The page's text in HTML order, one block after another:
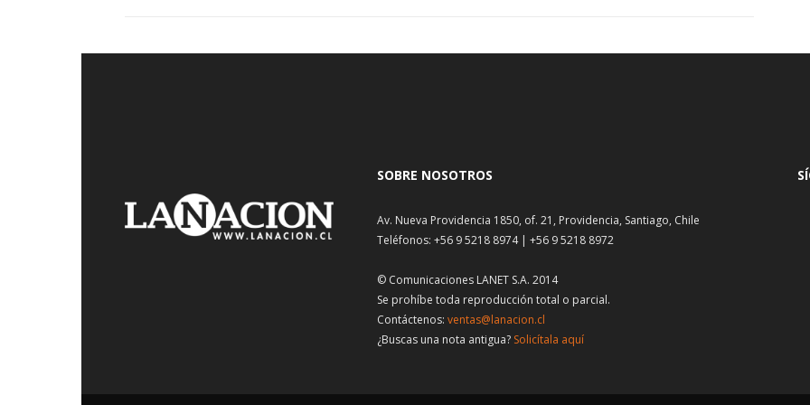
SOBRE NOSOTROS
Av. Nueva Providencia 1850, of. 21, Providencia, Santiago, Chile
Teléfonos: +56 9 5218 8974 | +56 9 5218 8972
© Comunicaciones LANET S.A. 2014
Se prohíbe toda reproducción total o parcial.
Contáctenos: ventas@lanacion.cl
¿Buscas una nota antigua? Solicítala aquí